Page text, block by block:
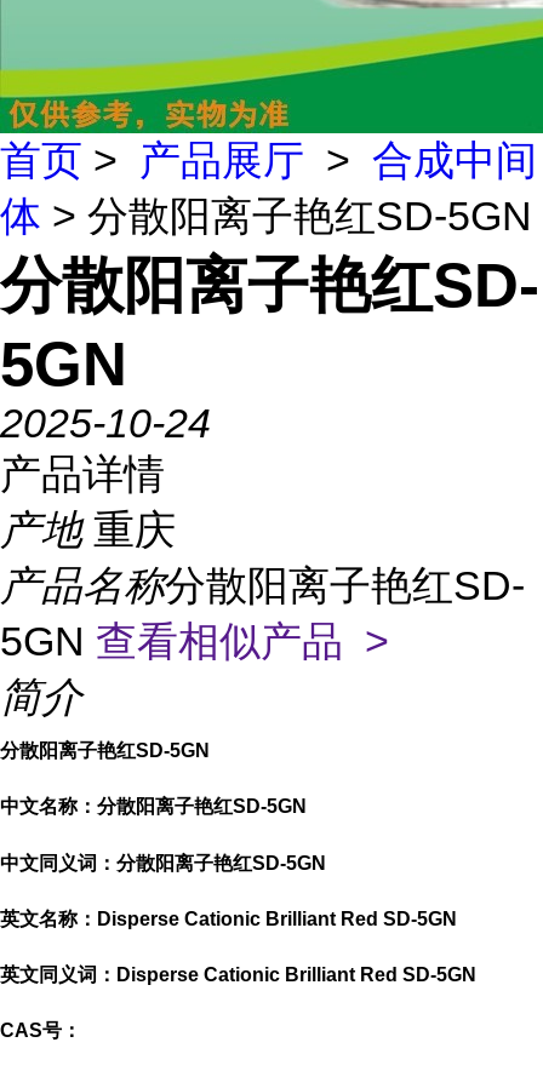
首页 > 产品展厅 > 合成中间
体 > 分散阳离子艳红SD-5GN
分散阳离子艳红SD-
5GN
2025-10-24
产品详情
产地 重庆
产品名称分散阳离子艳红SD-
5GN 查看相似产品 >
简介
分散阳离子艳红SD-5GN
中文名称：分散阳离子艳红SD-5GN
中文同义词：分散阳离子艳红SD-5GN
英文名称：Disperse Cationic Brilliant Red SD-5GN
英文同义词：Disperse Cationic Brilliant Red SD-5GN
CAS号：